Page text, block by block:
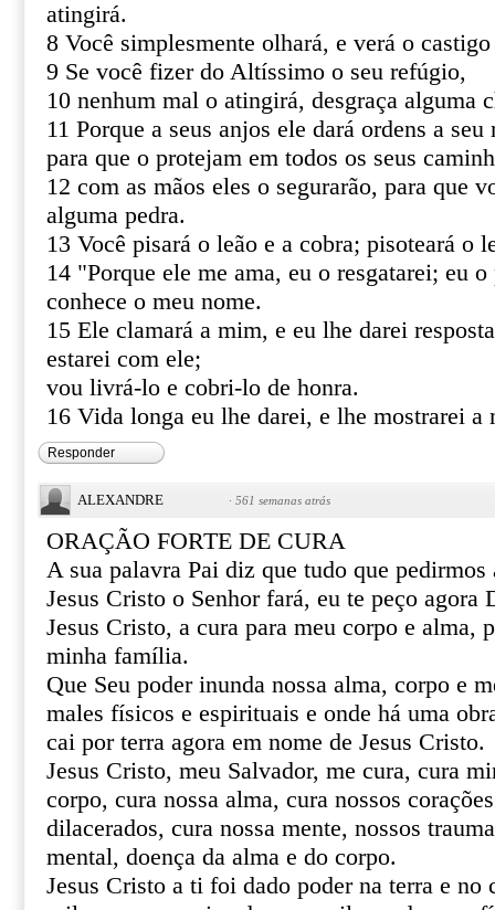
atingirá.
8 Você simplesmente olhará, e verá o
9 Se você fizer do Altíssimo o seu refúgio,
10 nenhum mal o atingirá, desgraça alguma
11 Porque a seus anjos ele dará ordens a seu
para que o protejam em todos os seus
12 com as mãos eles o segurarão, para que
alguma pedra.
13 Você pisará o leão e a cobra; pisoteará o
14 "Porque ele me ama, eu o resgatarei; eu
conhece o meu nome.
15 Ele clamará a mim, e eu lhe darei
estarei com ele;
vou livrá-lo e cobri-lo de honra.
16 Vida longa eu lhe darei, e lhe mostrarei a
Responder
ALEXANDRE · 561 semanas atrás
ORAÇÃO FORTE DE CURA
A sua palavra Pai diz que tudo que pedirmos
Jesus Cristo o Senhor fará, eu te peço agora
Jesus Cristo, a cura para meu corpo e alma,
minha família.
Que Seu poder inunda nossa alma, corpo e
males físicos e espirituais e onde há uma
cai por terra agora em nome de Jesus Cristo.
Jesus Cristo, meu Salvador, me cura, cura
corpo, cura nossa alma, cura nossos
dilacerados, cura nossa mente, nossos
mental, doença da alma e do corpo.
Jesus Cristo a ti foi dado poder na terra e no